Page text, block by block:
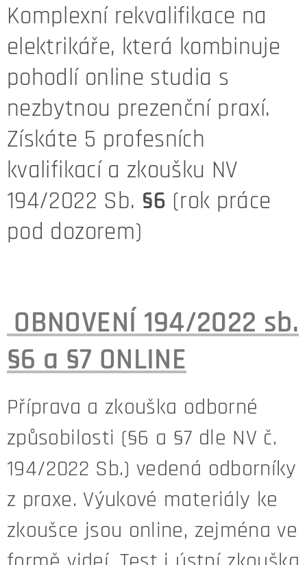
Komplexní rekvalifikace na
elektrikáře, která kombinuje
pohodlí online studia s
nezbytnou prezenční praxí.
Získáte 5 profesních
kvalifikací a zkoušku NV
194/2022 Sb. §6 (rok práce
pod dozorem)
OBNOVENÍ 194/2022 sb.
§6 a §7 ONLINE
Příprava a zkouška odborné
způsobilosti (§6 a §7 dle NV č.
194/2022 Sb.) vedená odborníky
z praxe. Výukové materiály ke
zkoušce jsou online, zejména ve